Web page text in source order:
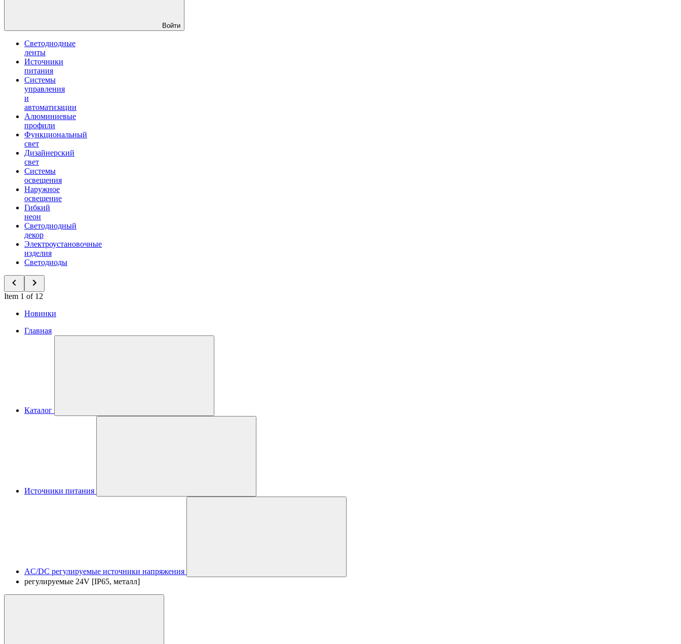
Войти
Светодиодные
ленты
Источники
питания
Системы
управления
и
автоматизации
Алюминиевые
профили
Функциональный
свет
Дизайнерский
свет
Системы
освещения
Наружное
освещение
Гибкий
неон
Светодиодный
декор
Электроустановочные
изделия
Светодиоды
Item 1 of 12
Новинки
Главная
Каталог
Источники питания
AC/DC регулируемые источники напряжения
регулируемые 24V [IP65, металл]